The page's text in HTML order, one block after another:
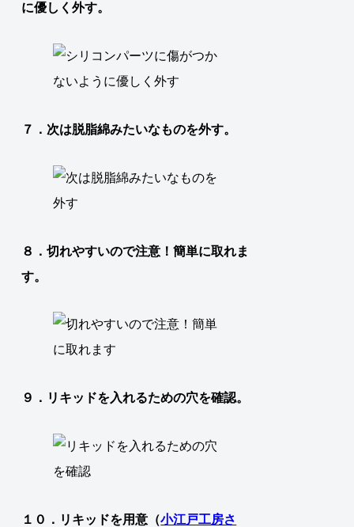
に優しく外す。
７．次は脱脂綿みたいなものを外す。
８．切れやすいので注意！簡単に取れま
す。
９．リキッドを入れるための穴を確認。
１０．リキッドを用意（小江戸工房さ